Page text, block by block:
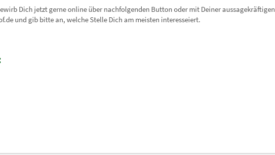
Dich jetzt gerne online über nachfolgenden Button oder mit Deiner aussagekräftigen
und gib bitte an, welche Stelle Dich am meisten interesseiert.